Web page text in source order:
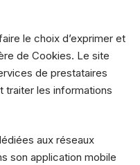
le choix d’exprimer et
de Cookies. Le site
de prestataires
traiter les informations
aux réseaux
son application mobile